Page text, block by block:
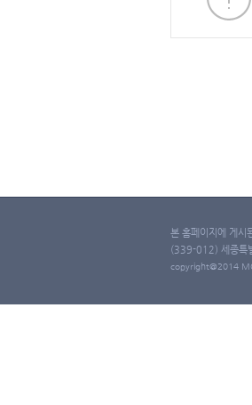
본 홈페이지에 게시
(339-012) 세종특
copyright@2014